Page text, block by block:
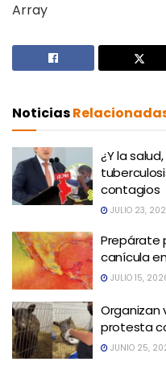
Array
Noticias
¿Y la
contagios
JULIO 23,
Prepárate
canícula
JULIO 15,
Organizan
protesta
JUNIO 25,